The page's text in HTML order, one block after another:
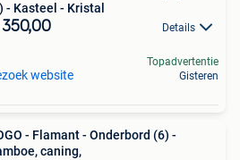
- Kasteel - Kristal
Details
website
Topadvertentie
Gisteren
- Flamant - Onderbord (6) -
caning,